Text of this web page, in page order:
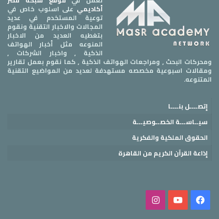
أكاديميعلى اسلوب خاص في
توعية المستخدم في عديد
المجالات والاخبار التقنية ونقوم
بتغطيه العديد من الاخبار
المنوعه مثل أخبار الهواتف
الذكية , واخبار الشركات ,
ومحركات البحث , ومراجعات الهواتف الذكية , كما نقوم بعمل تقارير
ومقالات اسبوعية مخصصه مستهدفة لعديد من المواضيع التقنية
المتنوعه.
إتصــــل بنــــا
سيــاســـة الخصــوصيـــة
الحقوق الملكية والفكرية
إذاعة القرآن الكريم من القاهرة
فيسبوك ‫YouTube